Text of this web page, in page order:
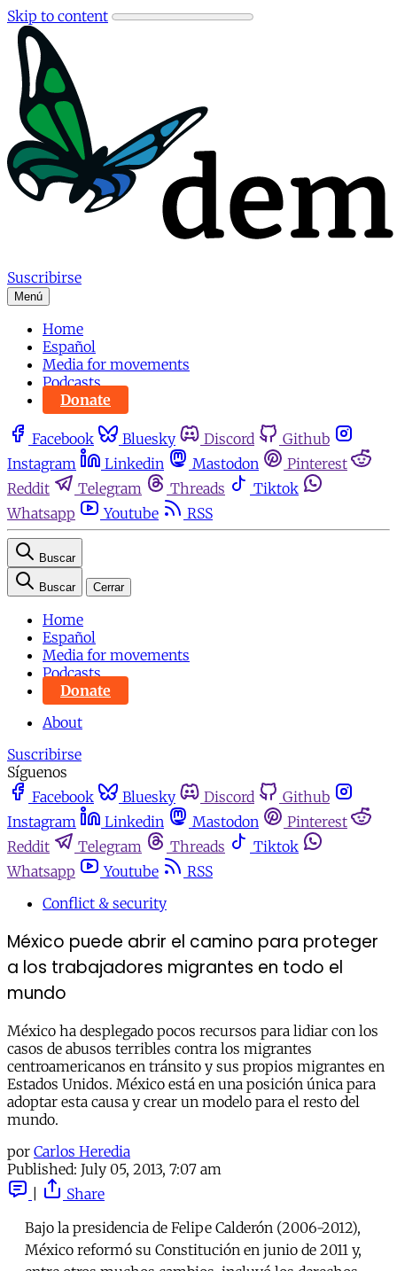
Skip to content
Suscribirse
Menú
Home
Español
Media for movements
Podcasts
Donate
Facebook Bluesky Discord
Github
Instagram
Linkedin Mastodon
Pinterest
Reddit
Telegram Threads
Tiktok
Whatsapp
Youtube RSS
Buscar
Buscar Cerrar
Home
Español
Media for movements
Podcasts
Donate
About
Suscribirse
Síguenos
Facebook
Bluesky Discord
Github
Instagram
Linkedin Mastodon
Pinterest
Reddit
Telegram Threads
Tiktok
Whatsapp
Youtube
RSS
Conflict & security
México puede abrir el camino para proteger
a los trabajadores migrantes en todo el
mundo
México ha desplegado pocos recursos para lidiar con los
casos de abusos terribles contra los migrantes
centroamericanos en tránsito y sus propios migrantes en
Estados Unidos. México está en una posición única para
adoptar esta causa y crear un modelo para el resto del
mundo.
por Carlos Heredia
Published: July 05, 2013, 7:07 am
Share
Bajo la presidencia de Felipe Calderón (2006-2012),
México reformó su Constitución en junio de 2011 y,